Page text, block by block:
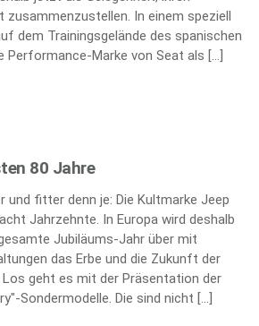
In einem speziell
dem Trainingsgelände des spanischen
Performance-Marke von Seat als […]
80 Jahre
und fitter denn je: Die Kultmarke Jeep
Jahrzehnte. In Europa wird deshalb
Jubiläums-Jahr über mit
das Erbe und die Zukunft der
Los geht es mit der Präsentation der
Sondermodelle. Die sind nicht […]